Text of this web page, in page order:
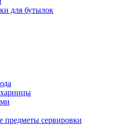
для бутылок
предметы сервировки